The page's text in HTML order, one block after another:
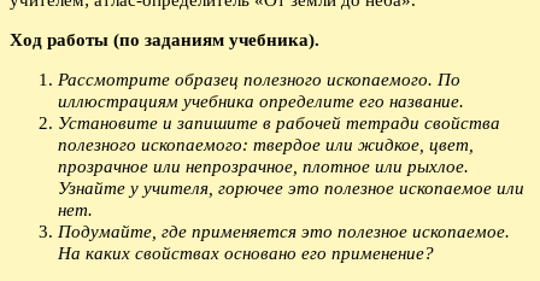
Ход работы (по заданиям учебника).
Рассмотрите образец полезного ископаемого. По
иллюстрациям учебника определите его название.
Установите и запишите в рабочей тетради свойства
полезного ископаемого: твердое или жидкое, цвет,
прозрачное или непрозрачное, плотное или рыхлое.
Узнайте у учителя, горючее это полезное ископаемое или
нет.
Подумайте, где применяется это полезное ископаемое.
На каких свойствах основано его применение?